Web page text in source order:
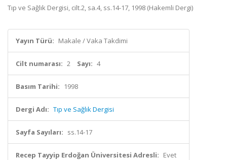
Tıp ve Sağlık Dergisi, cilt.2, sa.4, ss.14-17, 1998 (Hakemli Dergi)
Yayın Türü: Makale / Vaka Takdimi
Cilt numarası: 2 Sayı: 4
Basım Tarihi: 1998
Dergi Adı: Tıp ve Sağlık Dergisi
Sayfa Sayıları: ss.14-17
Recep Tayyip Erdoğan Üniversitesi Adresli: Evet